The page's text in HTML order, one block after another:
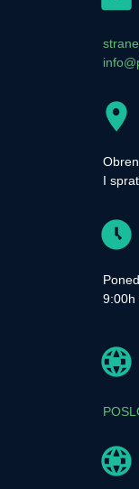
I
9:00h